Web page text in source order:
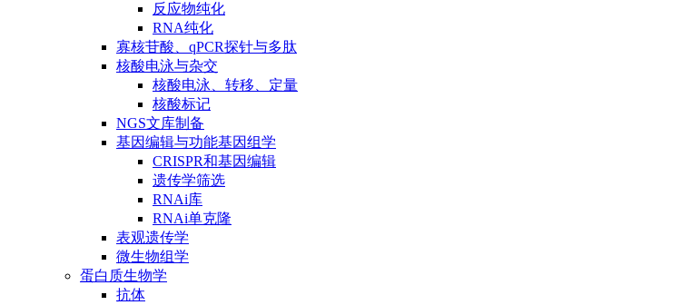
反应物纯化
RNA纯化
寡核苷酸、qPCR探针与多肽
核酸电泳与杂交
核酸电泳、转移、定量
核酸标记
NGS文库制备
基因编辑与功能基因组学
CRISPR和基因编辑
遗传学筛选
RNAi库
RNAi单克隆
表观遗传学
微生物组学
蛋白质生物学
抗体